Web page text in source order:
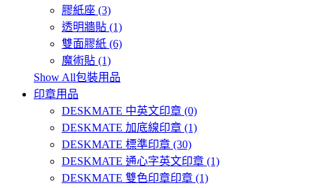
膠紙座 (3)
透明牆貼 (1)
雙面膠紙 (6)
魔術貼 (1)
Show All包裝用品
印章用品
DESKMATE 中英文印章 (0)
DESKMATE 加底線印章 (1)
DESKMATE 標準印章 (30)
DESKMATE 通心字英文印章 (1)
DESKMATE 雙色印章印章 (1)